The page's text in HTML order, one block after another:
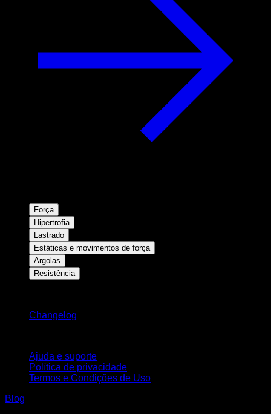
Força
Hipertrofia
Lastrado
Estáticas e movimentos de força
Argolas
Resistência
Changelog
Ajuda e suporte
Política de privacidade
Termos e Condições de Uso
Blog